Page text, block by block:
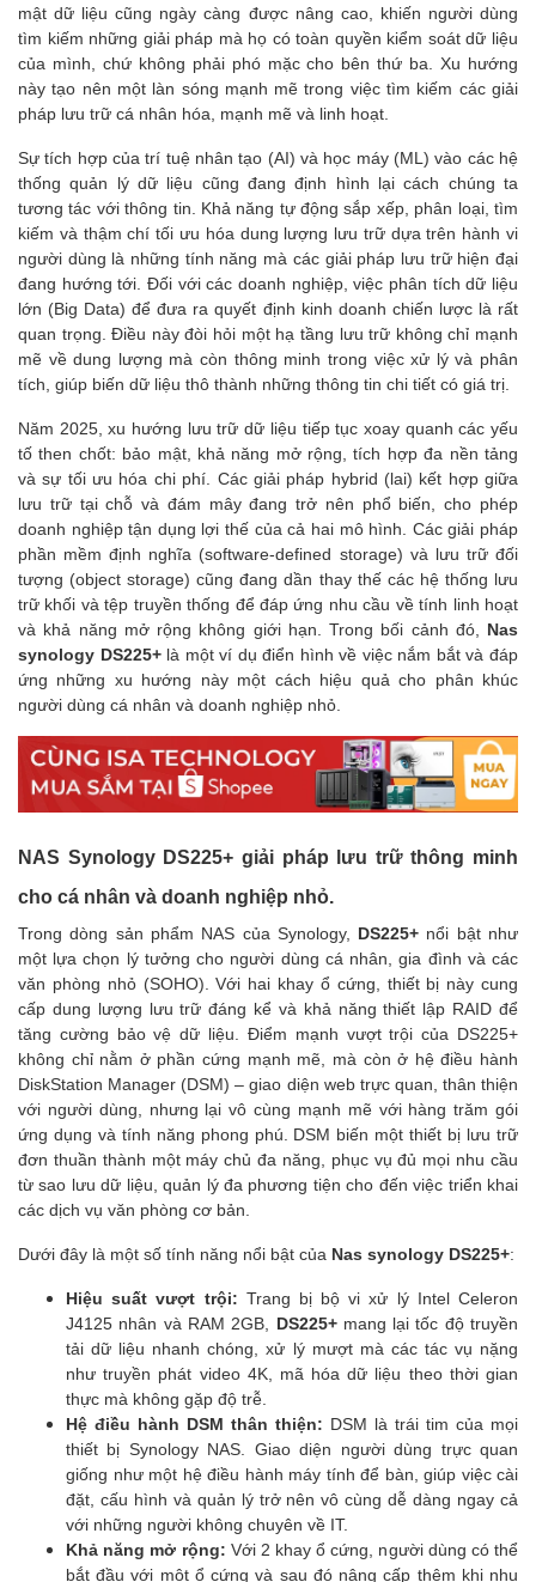
mật dữ liệu cũng ngày càng được nâng cao, khiến người dùng
tìm kiếm những giải pháp mà họ có toàn quyền kiểm soát dữ liệu
của mình, chứ không phải phó mặc cho bên thứ ba. Xu hướng
này tạo nên một làn sóng mạnh mẽ trong việc tìm kiếm các giải
pháp lưu trữ cá nhân hóa, mạnh mẽ và linh hoạt.
Sự tích hợp của trí tuệ nhân tạo (AI) và học máy (ML) vào các hệ
thống quản lý dữ liệu cũng đang định hình lại cách chúng ta
tương tác với thông tin. Khả năng tự động sắp xếp, phân loại, tìm
kiếm và thậm chí tối ưu hóa dung lượng lưu trữ dựa trên hành vi
người dùng là những tính năng mà các giải pháp lưu trữ hiện đại
đang hướng tới. Đối với các doanh nghiệp, việc phân tích dữ liệu
lớn (Big Data) để đưa ra quyết định kinh doanh chiến lược là rất
quan trọng. Điều này đòi hỏi một hạ tầng lưu trữ không chỉ mạnh
mẽ về dung lượng mà còn thông minh trong việc xử lý và phân
tích, giúp biến dữ liệu thô thành những thông tin chi tiết có giá trị.
Năm 2025, xu hướng lưu trữ dữ liệu tiếp tục xoay quanh các yếu
tố then chốt: bảo mật, khả năng mở rộng, tích hợp đa nền tảng
và sự tối ưu hóa chi phí. Các giải pháp hybrid (lai) kết hợp giữa
lưu trữ tại chỗ và đám mây đang trở nên phổ biến, cho phép
doanh nghiệp tận dụng lợi thế của cả hai mô hình. Các giải pháp
phần mềm định nghĩa (software-defined storage) và lưu trữ đối
tượng (object storage) cũng đang dần thay thế các hệ thống lưu
trữ khối và tệp truyền thống để đáp ứng nhu cầu về tính linh hoạt
và khả năng mở rộng không giới hạn. Trong bối cảnh đó, Nas
synology DS225+là một ví dụ điển hình về việc nắm bắt và đáp
ứng những xu hướng này một cách hiệu quả cho phân khúc
người dùng cá nhân và doanh nghiệp nhỏ.
NAS Synology DS225+ giải pháp lưu trữ thông minh
cho cá nhân và doanh nghiệp nhỏ.
Trong dòng sản phẩm NAS của Synology, DS225+ nổi bật như
một lựa chọn lý tưởng cho người dùng cá nhân, gia đình và các
văn phòng nhỏ (SOHO). Với hai khay ổ cứng, thiết bị này cung
cấp dung lượng lưu trữ đáng kể và khả năng thiết lập RAID để
tăng cường bảo vệ dữ liệu. Điểm mạnh vượt trội của DS225+
không chỉ nằm ở phần cứng mạnh mẽ, mà còn ở hệ điều hành
DiskStation Manager (DSM) – giao diện web trực quan, thân thiện
với người dùng, nhưng lại vô cùng mạnh mẽ với hàng trăm gói
ứng dụng và tính năng phong phú. DSM biến một thiết bị lưu trữ
đơn thuần thành một máy chủ đa năng, phục vụ đủ mọi nhu cầu
từ sao lưu dữ liệu, quản lý đa phương tiện cho đến việc triển khai
các dịch vụ văn phòng cơ bản.
Dưới đây là một số tính năng nổi bật của Nas synology DS225+:
Hiệu suất vượt trội: Trang bị bộ vi xử lý Intel Celeron
J4125 nhân và RAM 2GB, DS225+mang lại tốc độ truyền
tải dữ liệu nhanh chóng, xử lý mượt mà các tác vụ nặng
như truyền phát video 4K, mã hóa dữ liệu theo thời gian
thực mà không gặp độ trễ.
Hệ điều hành DSM thân thiện: DSM là trái tim của mọi
thiết bị Synology NAS. Giao diện người dùng trực quan
giống như một hệ điều hành máy tính để bàn, giúp việc cài
đặt, cấu hình và quản lý trở nên vô cùng dễ dàng ngay cả
với những người không chuyên về IT.
Khả năng mở rộng: Với 2 khay ổ cứng, người dùng có thể
bắt đầu với một ổ cứng và sau đó nâng cấp thêm khi nhu